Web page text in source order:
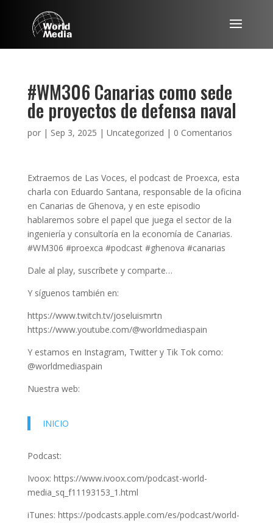
#WM306 Canarias como sede
de proyectos de defensa naval
por | Sep 3, 2025 | Uncategorized | 0 Comentarios
Extraemos de Las Voces, el podcast de Proexca, esta
charla con Eduardo Santana, responsable de la oficina
en Canarias de Ghenova, y en este episodio
hablaremos sobre el papel que juega el sector de la
ingeniería y consultoría en la economía de Canarias.
#WM306 #proexca #podcast #ghenova #canarias
Dale al play, suscríbete y comparte…
Y síguenos también en:
https://www.twitch.tv/joseluismrtn
https://www.youtube.com/@worldmediaspain
Y estamos en Instagram, Twitter y Tik Tok como:
@worldmediaspain
Nuestra web:
INICIO
Podcast:
Ivoox: https://www.ivoox.com/podcast-world-
media_sq_f11193153_1.html
iTunes: https://podcasts.apple.com/es/podcast/world-